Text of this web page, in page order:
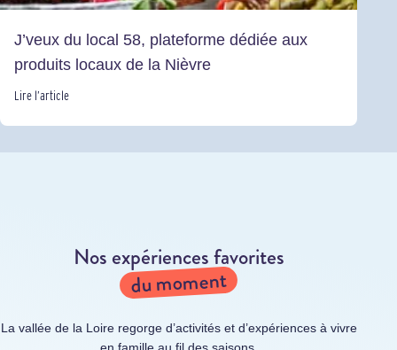
J’veux du local 58, plateforme dédiée aux
produits locaux de la Nièvre
Lire l’article
Nos expériences favorites
du moment
La vallée de la Loire regorge d’activités et d’expériences à vivre
en famille au fil des saisons.